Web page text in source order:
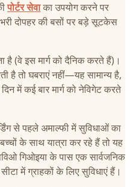
पोर्टर सेवाका उपयोग करने पर
दोपहर की बसों पर बड़े सूटकेस
है (वे इस मार्ग को दैनिक करते हैं)।
है तो घबराएं नहीं—यह सामान्य है,
में कई बार मार्ग को नेविगेट करते
से पहले अमाल्फी में सुविधाओं का
के साथ यात्रा कर रहे हैं तो यह
गिओइया के पास एक सार्वजनिक
में ग्राहकों के लिए सुविधाएं हैं।